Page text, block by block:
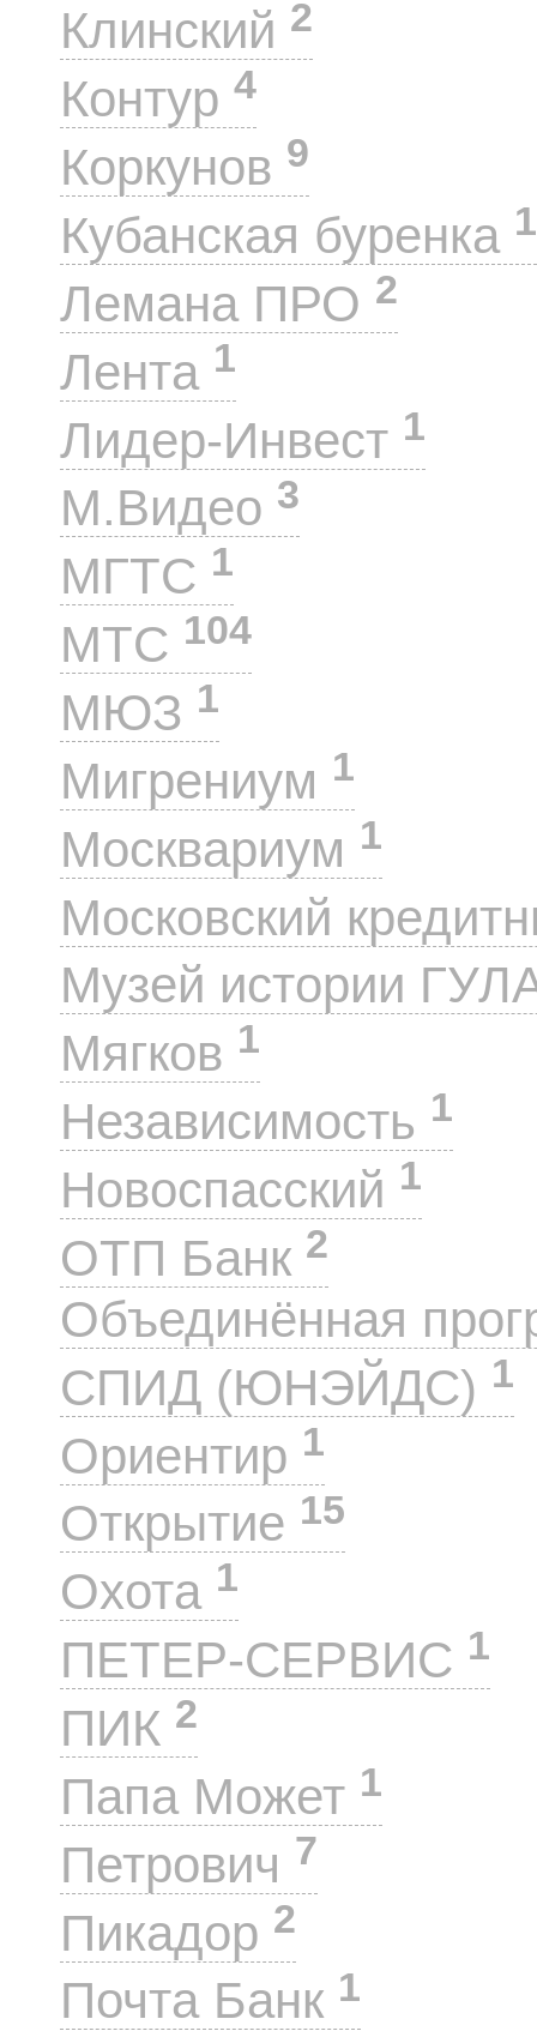
Клинский 2
Контур 4
Коркунов 9
Кубанская буренка 1
Лемана ПРО 2
Лента 1
Лидер-Инвест 1
М.Видео 3
МГТС 1
МТС 104
МЮЗ 1
Мигрениум 1
Москвариум 1
Московский
Музей истории
Мягков 1
Независимость 1
Новоспасский 1
ОТП Банк 2
Объединённая
СПИД (ЮНЭЙДС) 1
Ориентир 1
Открытие 15
Охота 1
ПЕТЕР-СЕРВИС 1
ПИК 2
Папа Может 1
Петрович 7
Пикадор 2
Почта Банк 1